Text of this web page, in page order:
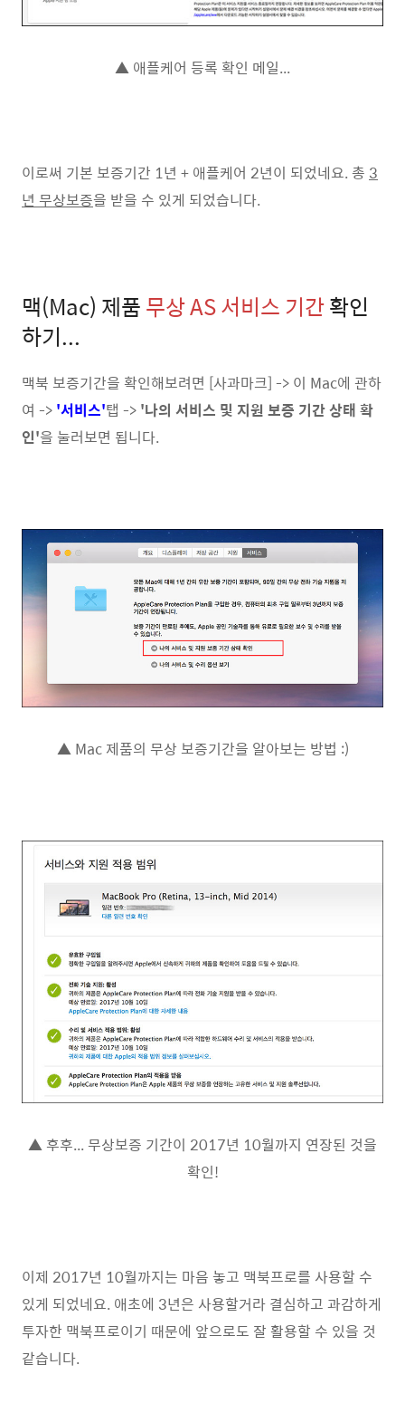
▲ 애플케어 등록 확인 메일...
이로써 기본 보증기간 1년 + 애플케어 2년이 되었네요. 총 3
년 무상보증을 받을 수 있게 되었습니다.
맥(Mac) 제품무상 AS 서비스 기간확인
하기...
맥북 보증기간을 확인해보려면 [사과마크] -> 이 Mac에 관하
여 -> '서비스'탭 -> '나의 서비스 및 지원 보증 기간 상태 확
인'을 눌러보면 됩니다.
▲ Mac 제품의 무상 보증기간을 알아보는 방법 :)
▲ 후후... 무상보증 기간이 2017년 10월까지 연장된 것을
확인!
이제 2017년 10월까지는 마음 놓고 맥북프로를 사용할 수
있게 되었네요. 애초에 3년은 사용할거라 결심하고 과감하게
투자한 맥북프로이기 때문에 앞으로도 잘 활용할 수 있을 것
같습니다.